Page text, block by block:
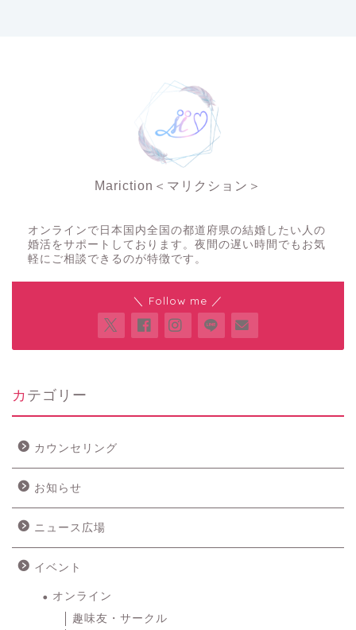
Mariction＜マリクション＞
オンラインで日本国内全国の都道府県の結婚したい人の
婚活をサポートしております。夜間の遅い時間でもお気
軽にご相談できるのが特徴です。
＼ Follow me ／
カテゴリー
カウンセリング
お知らせ
ニュース広場
イベント
オンライン
趣味友・サークル